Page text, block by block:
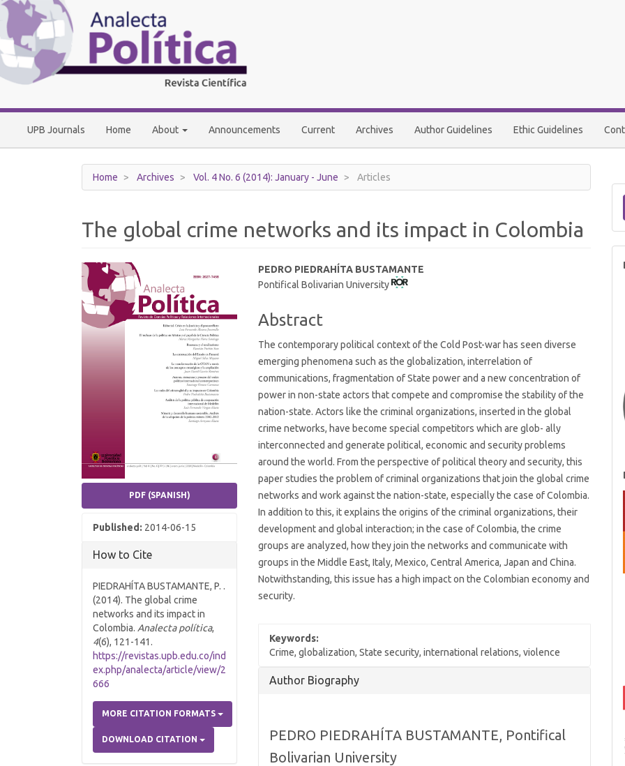
Main
Navigation
Main
Content
Sidebar
UPB Journals Home About Announcements Current Archives Author Guidelines Ethic Guidelines
Home Archives Vol. 4 No. 6 (2014): January - June Articles
The global crime networks and its impact in Colombia
Article
Sidebar
PDF (SPANISH)
Published: 2014-06-15
How to Cite
PIEDRAHÍTA BUSTAMANTE, P. .
(2014). The global crime
networks and its impact in
Colombia. Analecta política,
4(6), 121-141.
https://revistas.upb.edu.co/ind
ex.php/analecta/article/view/2
666
MORE CITATION FORMATS
DOWNLOAD CITATION
Main
Article
PEDRO PIEDRAHÍTA BUSTAMANTE
Pontifical Bolivarian University
Abstract
The contemporary political context of the Cold Post-war has seen diverse
emerging phenomena such as the globalization, interrelation of
communications, fragmentation of State power and a new concentration of
power in non-state actors that compete and compromise the stability of the
nation-state. Actors like the criminal organizations, inserted in the global
crime networks, have become special competitors which are glob- ally
interconnected and generate political, economic and security problems
around the world. From the perspective of political theory and security, this
paper studies the problem of criminal organizations that join the global crime
networks and work against the nation-state, especially the case of Colombia.
In addition to this, it explains the origins of the criminal organizations, their
development and global interaction; in the case of Colombia, the crime
groups are analyzed, how they join the networks and communicate with
groups in the Middle East, Italy, Mexico, Central America, Japan and China.
Notwithstanding, this issue has a high impact on the Colombian economy and
security.
Keywords:
Crime, globalization, State security, international relations, violence
Article
Author Biography
PEDRO PIEDRAHÍTA BUSTAMANTE, Pontifical
Bolivarian University
a